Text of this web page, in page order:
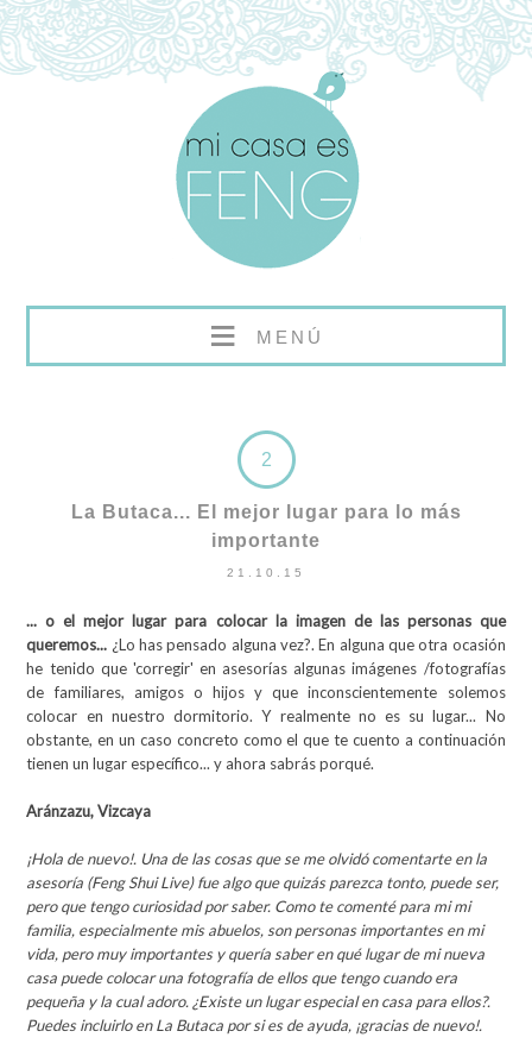
≡ MENÚ
2
La Butaca... El mejor lugar para lo más
importante
21.10.15
... o el mejor lugar para colocar la imagen de las personas que
queremos... ¿Lo has pensado alguna vez?. En alguna que otra ocasión
he tenido que 'corregir' en asesorías algunas imágenes /fotografías
de familiares, amigos o hijos y que inconscientemente solemos
colocar en nuestro dormitorio. Y realmente no es su lugar... No
obstante, en un caso concreto como el que te cuento a continuación
tienen un lugar específico... y ahora sabrás porqué.
Aránzazu, Vizcaya
¡Hola de nuevo!. Una de las cosas que se me olvidó comentarte en la
asesoría (Feng Shui Live) fue algo que quizás parezca tonto, puede ser,
pero que tengo curiosidad por saber. Como te comenté para mi mi
familia, especialmente mis abuelos, son personas importantes en mi
vida, pero muy importantes y quería saber en qué lugar de mi nueva
casa puede colocar una fotografía de ellos que tengo cuando era
pequeña y la cual adoro. ¿Existe un lugar especial en casa para ellos?.
Puedes incluirlo en La Butaca por si es de ayuda, ¡gracias de nuevo!.